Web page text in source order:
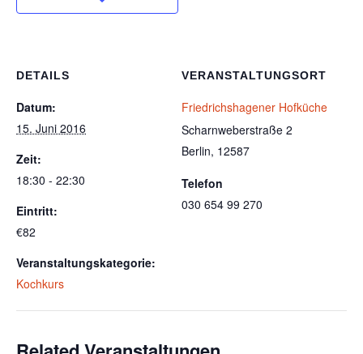
DETAILS
Datum:
15. Juni 2016
Zeit:
18:30 - 22:30
Eintritt:
€82
Veranstaltungskategorie:
Kochkurs
VERANSTALTUNGSORT
Friedrichshagener Hofküche
Scharnweberstraße 2
Berlin, 12587
Telefon
030 654 99 270